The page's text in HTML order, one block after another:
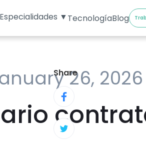
Especialidades ▼TecnologíaBlog
26, 2026
Share